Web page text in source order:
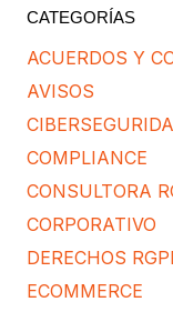
CATEGORÍAS
ACUERDOS Y
AVISOS
COMPLIANCE
CONSULTORA
CORPORATIVO
DERECHOS
ECOMMERCE